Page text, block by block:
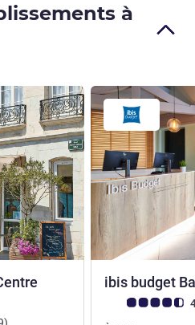
à
avis
ibis budget
Note Avis clients